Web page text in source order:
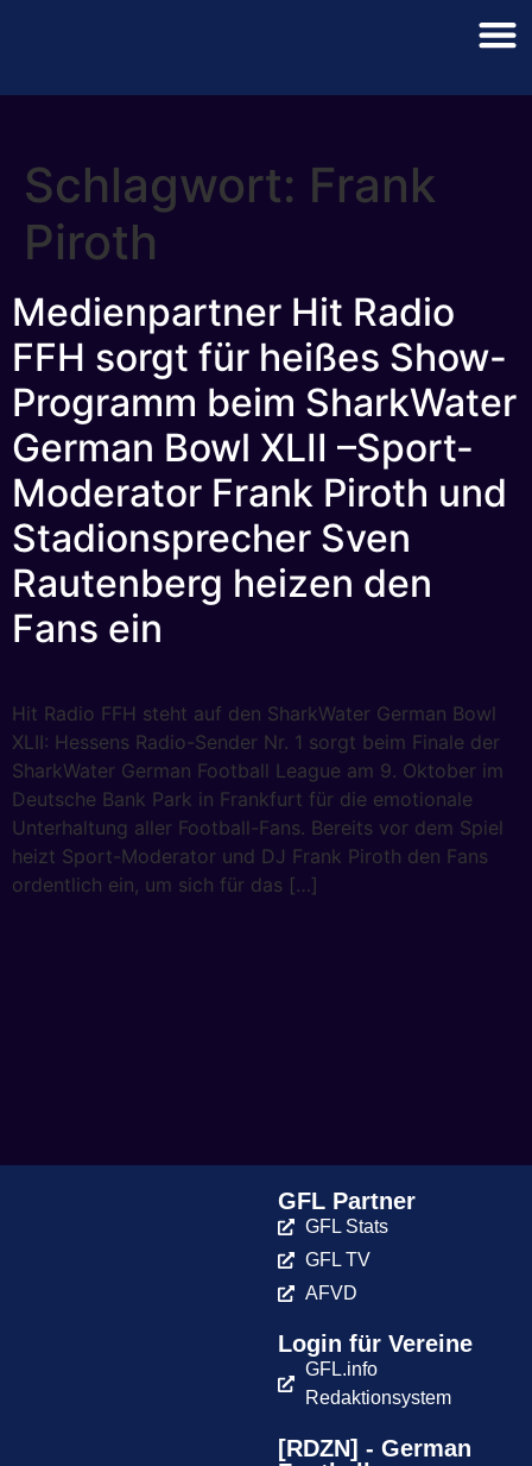
Schlagwort: Frank
Piroth
Medienpartner Hit Radio
FFH sorgt für heißes Show-
Programm beim SharkWater
German Bowl XLII –Sport-
Moderator Frank Piroth und
Stadionsprecher Sven
Rautenberg heizen den
Fans ein
Hit Radio FFH steht auf den SharkWater German Bowl
XLII: Hessens Radio-Sender Nr. 1 sorgt beim Finale der
SharkWater German Football League am 9. Oktober im
Deutsche Bank Park in Frankfurt für die emotionale
Unterhaltung aller Football-Fans. Bereits vor dem Spiel
heizt Sport-Moderator und DJ Frank Piroth den Fans
ordentlich ein, um sich für das […]
GFL Partner
GFL Stats
GFL TV
AFVD
Login für Vereine
GFL.info
Redaktionsystem
[RDZN] - German